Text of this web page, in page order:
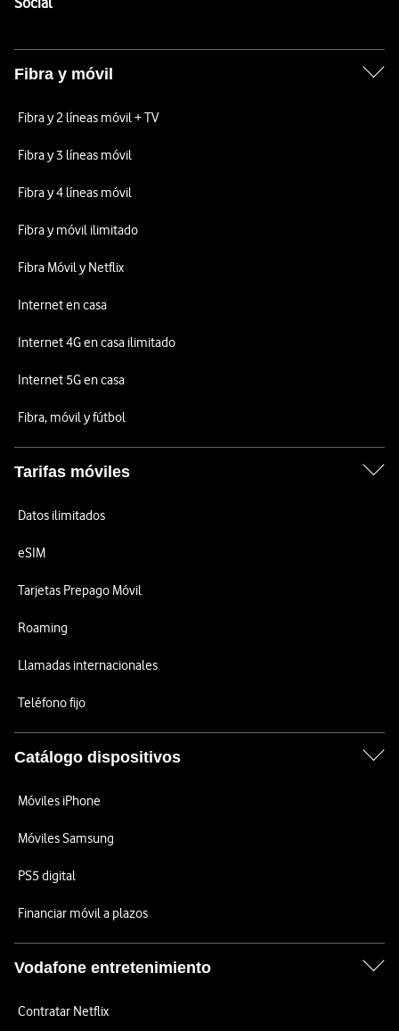
Fibra y móvil
Fibra y 2 líneas móvil + TV
Fibra y 3 líneas móvil
Fibra y 4 líneas móvil
Fibra y móvil ilimitado
Fibra Móvil y Netflix
Internet en casa
Internet 4G en casa ilimitado
Internet 5G en casa
Fibra, móvil y fútbol
Tarifas móviles
Datos ilimitados
eSIM
Tarjetas Prepago Móvil
Roaming
Llamadas internacionales
Teléfono fijo
Catálogo dispositivos
Móviles iPhone
Móviles Samsung
PS5 digital
Financiar móvil a plazos
Vodafone entretenimiento
Contratar Netflix